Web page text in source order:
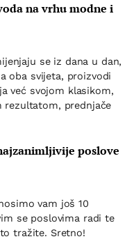
na vrhu modne i
se iz dana u dan,
oba svijeta, proizvodi
već svojom klasikom,
rezultatom, prednjače
poslove
vam još 10
se poslovima radi te
tražite. Sretno!